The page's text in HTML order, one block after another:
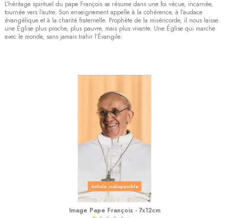
L’héritage spirituel du pape François se résume dans une foi vécue, incarnée,
tournée vers l’autre. Son enseignement appelle à la cohérence, à l’audace
évangélique et à la charité fraternelle. Prophète de la miséricorde, il nous laisse
une Église plus proche, plus pauvre, mais plus vivante. Une Église qui marche
avec le monde, sans jamais trahir l’Évangile.
Article indisponible
Image Pape François - 7x12cm